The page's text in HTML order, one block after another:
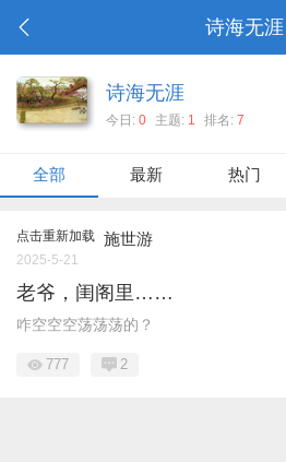
诗海无涯
诗海无涯
今日:0 主题: 1 排名:7
全部 最新 热门
点击重新加载 施世游
2025-5-21
老爷，闺阁里……
咋空空空荡荡荡的？
777 2